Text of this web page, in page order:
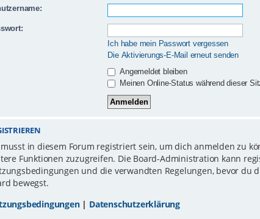
Ich habe mein Passwort vergessen
Die Aktivierungs-E-Mail erneut senden
Angemeldet bleiben
Meinen Online-Status während dieser
in diesem Forum registriert sein, um dich anmelden zu
Funktionen zuzugreifen. Die Board-Administration kann
und die verwandten Regelungen, bevor du
bewegst.
| Datenschutzerklärung